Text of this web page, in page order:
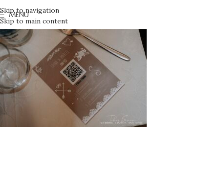
Skip to navigation
Skip to main content
MENU